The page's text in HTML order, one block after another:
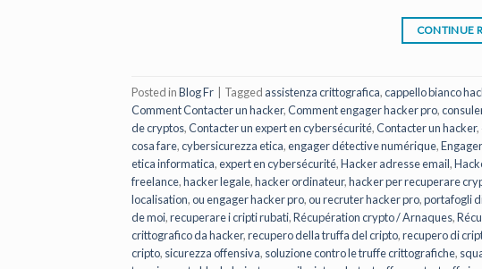
CONTINUE
Posted inBlog Fr Tagged assistenza crittografica,cappello bianco
Comment Contacter un hacker,Comment engager hacker pro,
de cryptos,Contacter un expert en cybersécurité,Contacter un hacker,
cosa fare,cybersicurezza etica,engager détective numérique,
etica informatica,expert en cybersécurité,Hacker adresse email,
freelance,hacker legale,hacker ordinateur,hacker per recuperare
localisation,ou engager hacker pro,ou recruter hacker pro,portafogli
de moi,recuperare i cripti rubati,Récupération crypto / Arnaques,
crittografico da hacker,recupero della truffa del cripto,recupero di
cripto, sicurezza offensiva, soluzione contro le truffe crittografiche,